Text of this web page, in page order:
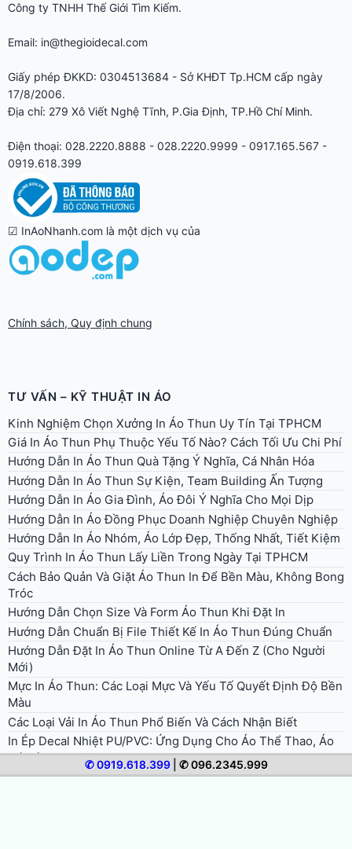
Công ty TNHH Thế Giới Tìm Kiếm.
Email: in@thegioidecal.com
Giấy phép ĐKKD: 0304513684 - Sở KHĐT Tp.HCM cấp ngày
17/8/2006.
Địa chỉ: 279 Xô Viết Nghệ Tĩnh, P.Gia Định, TP.Hồ Chí Minh.
Điện thoại: 028.2220.8888 - 028.2220.9999 - 0917.165.567 -
0919.618.399
✆ 0919.618.399| ✆ 096.2345.999
☑ InAoNhanh.com là một dịch vụ của
Chính sách, Quy định chung
TƯ VẤN – KỸ THUẬT IN ÁO
Kinh Nghiệm Chọn Xưởng In Áo Thun Uy Tín Tại TPHCM
Giá In Áo Thun Phụ Thuộc Yếu Tố Nào? Cách Tối Ưu Chi Phí
Hướng Dẫn In Áo Thun Quà Tặng Ý Nghĩa, Cá Nhân Hóa
Hướng Dẫn In Áo Thun Sự Kiện, Team Building Ấn Tượng
Hướng Dẫn In Áo Gia Đình, Áo Đôi Ý Nghĩa Cho Mọi Dịp
Hướng Dẫn In Áo Đồng Phục Doanh Nghiệp Chuyên Nghiệp
Hướng Dẫn In Áo Nhóm, Áo Lớp Đẹp, Thống Nhất, Tiết Kiệm
Quy Trình In Áo Thun Lấy Liền Trong Ngày Tại TPHCM
Cách Bảo Quản Và Giặt Áo Thun In Để Bền Màu, Không Bong
Tróc
Hướng Dẫn Chọn Size Và Form Áo Thun Khi Đặt In
Hướng Dẫn Chuẩn Bị File Thiết Kế In Áo Thun Đúng Chuẩn
Hướng Dẫn Đặt In Áo Thun Online Từ A Đến Z (Cho Người
Mới)
Mực In Áo Thun: Các Loại Mực Và Yếu Tố Quyết Định Độ Bền
Màu
Các Loại Vải In Áo Thun Phổ Biến Và Cách Nhận Biết
In Ép Decal Nhiệt PU/PVC: Ứng Dụng Cho Áo Thể Thao, Áo
Đá Bóng